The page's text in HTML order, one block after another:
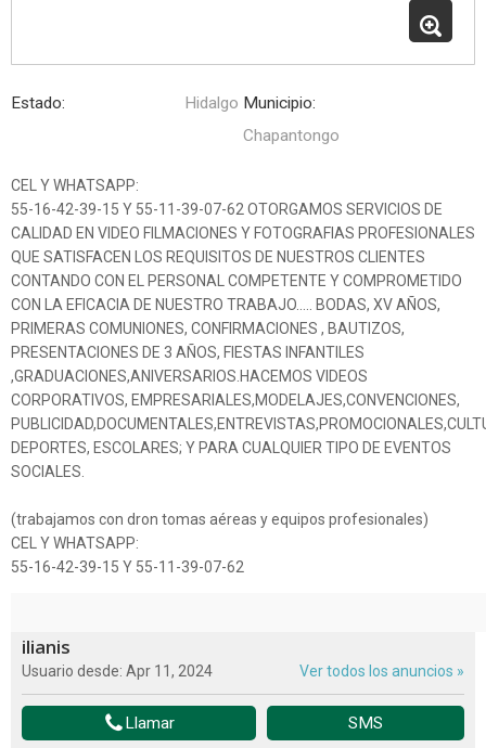
Estado: Hidalgo Municipio:
Chapantongo
CEL Y WHATSAPP:
55-16-42-39-15 Y 55-11-39-07-62 OTORGAMOS SERVICIOS DE
CALIDAD EN VIDEO FILMACIONES Y FOTOGRAFIAS PROFESIONALES
QUE SATISFACEN LOS REQUISITOS DE NUESTROS CLIENTES
CONTANDO CON EL PERSONAL COMPETENTE Y COMPROMETIDO
CON LA EFICACIA DE NUESTRO TRABAJO….. BODAS, XV AÑOS,
PRIMERAS COMUNIONES, CONFIRMACIONES , BAUTIZOS,
PRESENTACIONES DE 3 AÑOS, FIESTAS INFANTILES
,GRADUACIONES,ANIVERSARIOS.HACEMOS VIDEOS
CORPORATIVOS, EMPRESARIALES,MODELAJES,CONVENCIONES,
DEPORTES, ESCOLARES; Y PARA CUALQUIER TIPO DE EVENTOS
SOCIALES.
(trabajamos con dron tomas aéreas y equipos profesionales)
CEL Y WHATSAPP:
55-16-42-39-15 Y 55-11-39-07-62
ilianis
Usuario desde: Apr 11, 2024 Ver todos los anuncios »
Llamar SMS